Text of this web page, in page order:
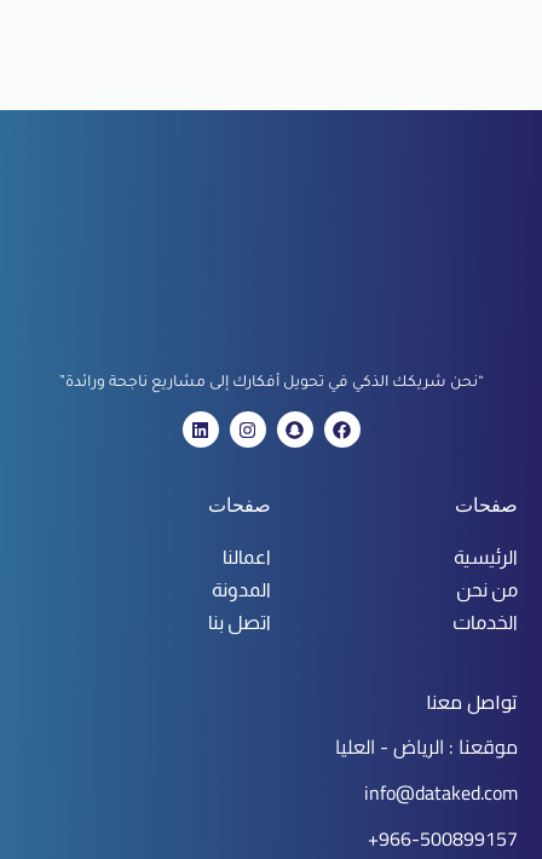
“نحن شريكك الذكي في تحويل أفكارك إلى مشاريع ناجحة ورائدة”
صفحات
الرئيسية
من نحن
الخدمات
صفحات
اعمالنا
المدونة
اتصل بنا
تواصل معنا
موقعنا : الرياض - العليا
info@dataked.com
966-500899157+